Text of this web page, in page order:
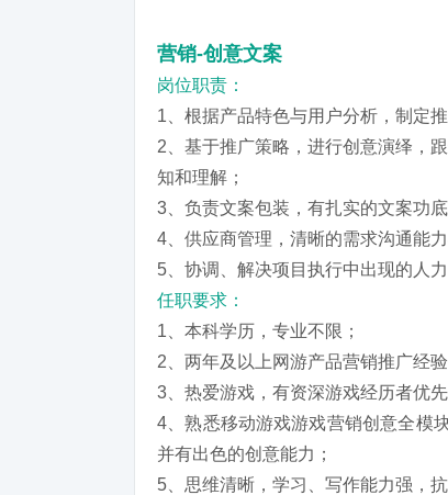
营销-创意文案
岗位职责：
1、根据产品特色与用户分析，制定
2、基于推广策略，进行创意演绎，
知和理解；
3、负责文案包装，有扎实的文案功
4、供应商管理，清晰的需求沟通能
5、协调、解决项目执行中出现的人
任职要求：
1、本科学历，专业不限；
2、两年及以上网游产品营销推广经验
3、热爱游戏，有资深游戏经历者优先
4、熟悉移动游戏游戏营销创意全模
并有出色的创意能力；
5、思维清晰，学习、写作能力强，